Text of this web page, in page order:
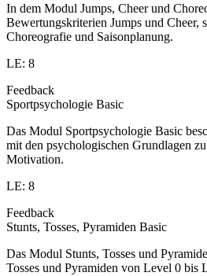
In dem Modul Jumps, Cheer und
Bewertungskriterien Jumps und Cheer,
Choreografie und Saisonplanung.
LE: 8
Feedback
Sportpsychologie Basic
Das Modul Sportpsychologie Basic
mit den psychologischen Grundlagen
Motivation.
LE: 8
Feedback
Stunts, Tosses, Pyramiden Basic
Das Modul Stunts, Tosses und
Tosses und Pyramiden von Level 0 bis